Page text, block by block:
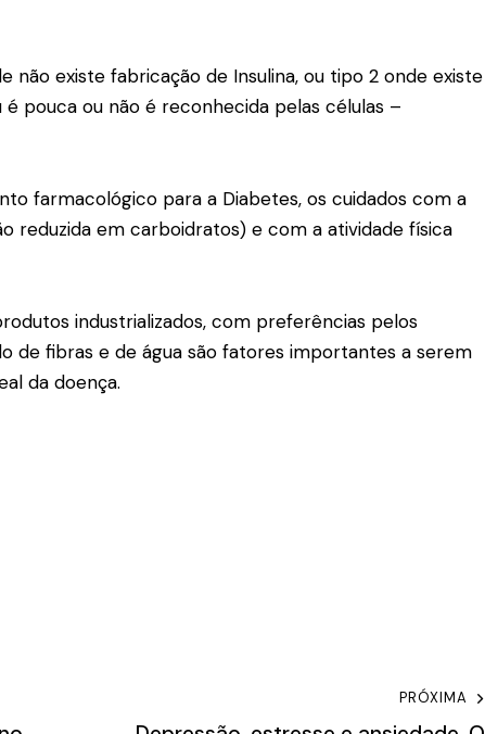
não existe fabricação de Insulina, ou tipo 2 onde existe
pouca ou não é reconhecida pelas células –
farmacológico para a Diabetes, os cuidados com a
reduzida em carboidratos) e com a atividade física
industrializados, com preferências pelos
de fibras e de água são fatores importantes a serem
da doença.
PRÓXIMA